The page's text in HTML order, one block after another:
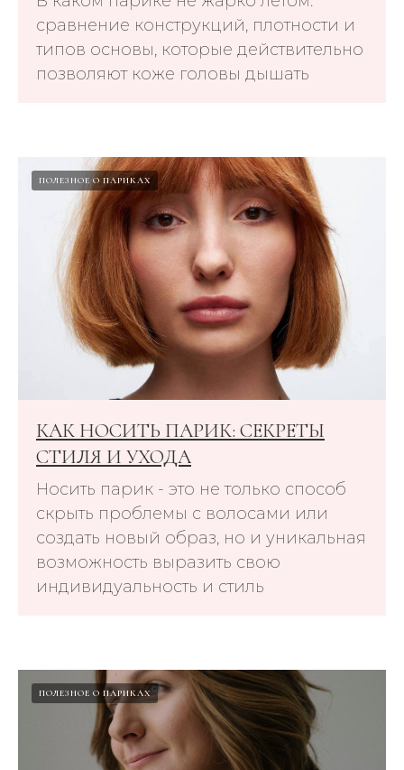
сравнение конструкций, плотности и
типов основы, которые действительно
позволяют коже головы дышать
ПОЛЕЗНОЕ О ПАРИКАХ
КАК НОСИТЬ ПАРИК: СЕКРЕТЫ
СТИЛЯ И УХОДА
Носить парик - это не только способ
скрыть проблемы с волосами или
создать новый образ, но и уникальная
возможность выразить свою
индивидуальность и стиль
ПОЛЕЗНОЕ О ПАРИКАХ